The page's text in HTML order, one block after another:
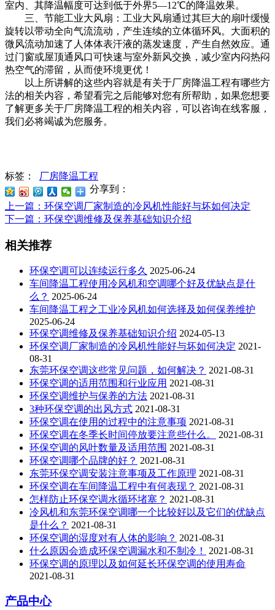
室内、其降温幅度可达到低于外界5—12℃的降温效果。
三、节能工业大风扇：工业大风扇通过其巨大的扇叶缓慢
旋转以带动全向气流流动，产生连续的立体循环风。大面积的
微风流动加速了人体体表汗液的蒸发速度，产生自然效应。通
过门窗或屋顶通风口可快速与室外新风交换，减少室内闷热闷
热空气的滞留，从而使环境更优！
以上所讲解的这些内容就是有关于厂房降温工程有哪些方
法的相关内容，希望看完之后能够对您有所帮助，如果您想要
了解更多关于厂房降温工程的相关内容，可以咨询在线客服，
我们必将竭诚为您服务。
标签： 厂房降温工程
分享到：
上一篇 ：环保空调厂家制造的冷风机性能好与坏如何决定
下一篇 ：环保空调维修及保养基础知识介绍
相关推荐
环保空调可以连续运行多久 2025-06-24
车间降温工程使用冷风机和空调哪个好及优缺点是什
么？ 2025-06-24
车间降温工程之工业冷风机如何选择及如何保养维护
2025-06-24
环保空调维修及保养基础知识介绍 2024-05-13
环保空调厂家制造的冷风机性能好与坏如何决定 2021-
08-31
东莞环保空调这些常见问题，如何解决？ 2021-08-31
环保空调的适用范围和行业应用 2021-08-31
环保空调维护与保养的方法 2021-08-31
3种环保空调的出风方式 2021-08-31
环保空调在使用的过程中的注意事项 2021-08-31
环保空调在冬季长时间停放要注意些什么。
2021-08-31
环保空调的风叶数量及适用范围 2021-08-31
环保空调哪个品牌的好？ 2021-08-31
东莞环保空调安装注意事项及工作原理 2021-08-31
环保空调在车间降温工程中有何表现？ 2021-08-31
怎样防止环保空调水循环堵塞？ 2021-08-31
冷风机和东莞环保空调哪一个比较好以及它们的优缺点
是什么？ 2021-08-31
环保空调的湿度对有人体的影响？ 2021-08-31
什么原因会造成环保空调漏水和不制冷！
2021-08-31
环保空调的原理以及如何延长环保空调的使用寿命
2021-08-31
产品中心